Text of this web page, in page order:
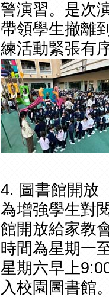
警演習。是次
帶領學生撤離
練活動緊張有
4. 圖書館開放
為增強學生對
館開放給家教
時間為星期一
星期六早上
入校園圖書館